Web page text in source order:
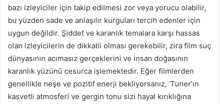
bazı izleyiciler için takip edilmesi zor veya yorucu olabilir,
bu yüzden sade ve anlaşılır kurguları tercih edenler için
uygun değildir. Şiddet ve karanlık temalara karşı hassas
olan izleyicilerin de dikkatli olması gerekebilir, zira film suç
dünyasının acımasız gerçeklerini ve insan doğasının
karanlık yüzünü cesurca işlemektedir. Eğer filmlerden
genellikle neşe ve pozitif enerji bekliyorsanız, ‘Tuner’ın
kasvetli atmosferi ve gergin tonu sizi hayal kırıklığına